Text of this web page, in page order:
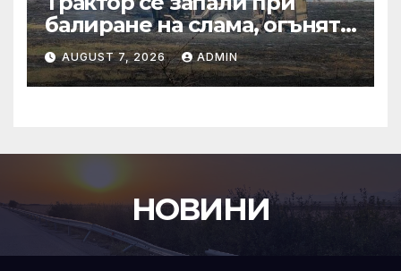
балиране на слама, огънят
засегна гора – Новини
AUGUST 7, 2026 ADMIN
НОВИНИ